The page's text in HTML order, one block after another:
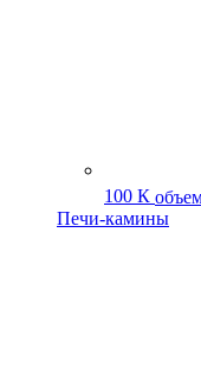
100 К
Печи-камины